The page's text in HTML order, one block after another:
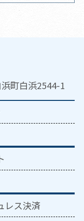
町白浜2544-1
レス決済